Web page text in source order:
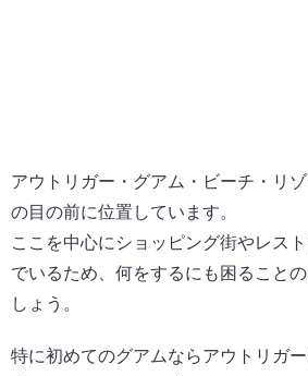
アウトリガー・グアム・ビーチ・リ
の目の前に位置しています。
ここを中心にショッピング街やレス
でいるため、何をするにも困ること
しょう。
特に初めてのグアムならアウトリガ